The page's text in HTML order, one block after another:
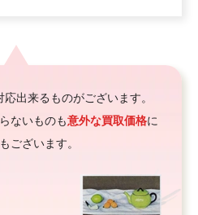
出来るものがございます。
ないものも意外な買取価格に
ございます。